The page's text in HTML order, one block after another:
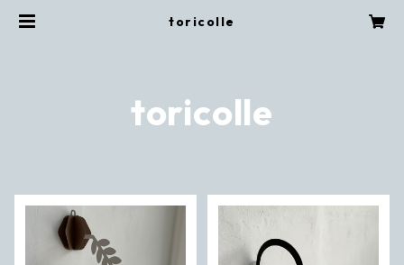
toricolle
toricolle